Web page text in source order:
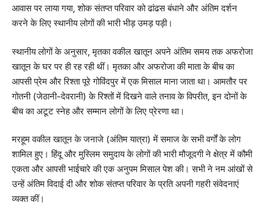
आवास पर लाया गया, शोक संतप्त परिवार को ढांढस बंधाने और अंतिम दर्शन
करने के लिए स्थानीय लोगों की भारी भीड़ उमड़ पड़ी।
स्थानीय लोगों के अनुसार, मृतका वकील खातून अपने अंतिम समय तक अफरोजा
खातून के घर पर ही रह रही थीं। मृतका और अफरोजा की माता के बीच का
आपसी प्रेम और रिश्ता पूरे गोविंदपुर में एक मिसाल माना जाता था। आमतौर पर
गोतनी (जेठानी-देवरानी) के रिश्तों में दिखने वाले तनाव के विपरीत, इन दोनों के
बीच का अटूट स्नेह और सम्मान लोगों के लिए प्रेरणा था।
मरहूम वकील खातून के जनाजे (अंतिम यात्रा) में समाज के सभी वर्गों के लोग
शामिल हुए। हिंदू और मुस्लिम समुदाय के लोगों की भारी मौजूदगी ने क्षेत्र में कौमी
एकता और आपसी भाईचारे की एक अनुपम मिसाल पेश की। सभी ने नम आंखों से
उन्हें अंतिम विदाई दी और शोक संतप्त परिवार के प्रति अपनी गहरी संवेदनाएं
व्यक्त कीं।